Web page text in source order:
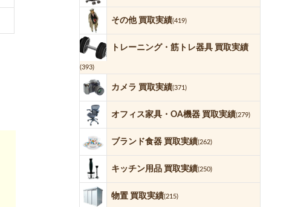
その他 買取実績(419)
トレーニング・筋トレ器具 買取実績
(393)
カメラ 買取実績(371)
オフィス家具・OA機器 買取実績(279)
ブランド食器 買取実績(262)
キッチン用品 買取実績(250)
物置 買取実績(215)